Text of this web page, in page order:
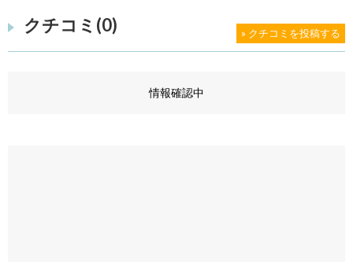
クチコミ(0) » クチコミを投稿する
情報確認中